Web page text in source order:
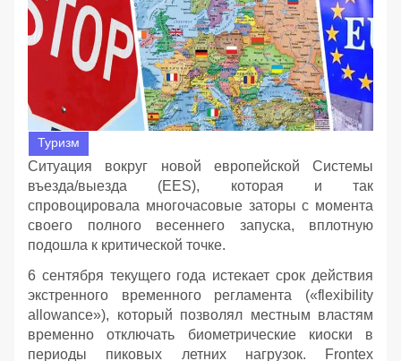
Туризм
Ситуация вокруг новой европейской Системы
въезда/выезда (EES), которая и так
спровоцировала многочасовые заторы с момента
своего полного весеннего запуска, вплотную
подошла к критической точке.
6 сентября текущего года истекает срок действия
экстренного временного регламента («flexibility
allowance»), который позволял местным властям
временно отключать биометрические киоски в
периоды пиковых летних нагрузок. Frontex